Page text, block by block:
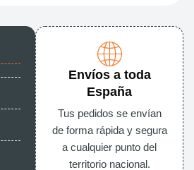
Envíos a toda
España
Tus pedidos se envían
de forma rápida y segura
a cualquier punto del
territorio nacional.